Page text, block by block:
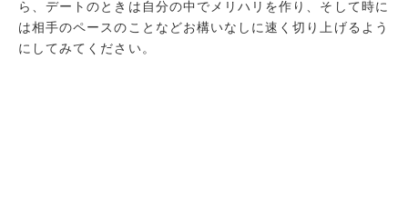
ら、デートのときは自分の中でメリハリを作り、そして時に
は相手のペースのことなどお構いなしに速く切り上げるよう
にしてみてください。